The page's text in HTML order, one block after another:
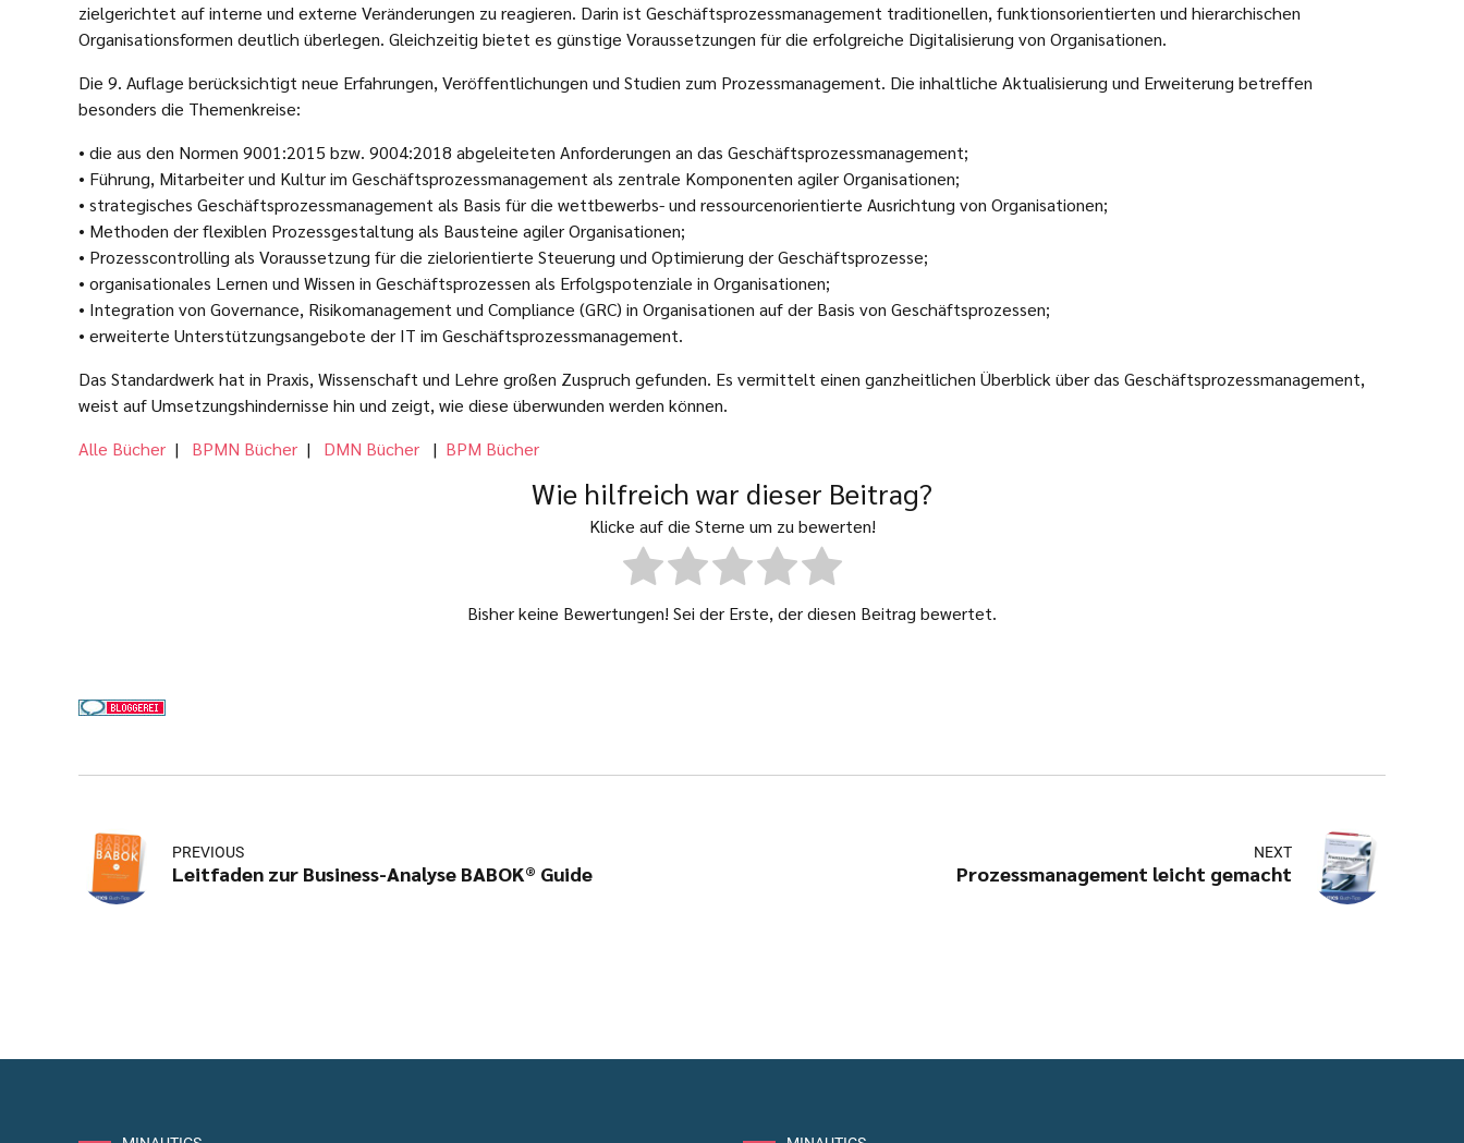
zielgerichtet auf interne und externe Veränderungen zu reagieren. Darin ist Geschäftsprozessmanagement traditionellen, funktionsorientierten und hierarchischen
Organisationsformen deutlich überlegen. Gleichzeitig bietet es günstige Voraussetzungen für die erfolgreiche Digitalisierung von Organisationen.
Die 9. Auflage berücksichtigt neue Erfahrungen, Veröffentlichungen und Studien zum Prozessmanagement. Die inhaltliche Aktualisierung und Erweiterung betreffen
besonders die Themenkreise:
• die aus den Normen 9001:2015 bzw. 9004:2018 abgeleiteten Anforderungen an das Geschäftsprozessmanagement;
• Führung, Mitarbeiter und Kultur im Geschäftsprozessmanagement als zentrale Komponenten agiler Organisationen;
• strategisches Geschäftsprozessmanagement als Basis für die wettbewerbs- und ressourcenorientierte Ausrichtung von Organisationen;
• Methoden der flexiblen Prozessgestaltung als Bausteine agiler Organisationen;
• Prozesscontrolling als Voraussetzung für die zielorientierte Steuerung und Optimierung der Geschäftsprozesse;
• organisationales Lernen und Wissen in Geschäftsprozessen als Erfolgspotenziale in Organisationen;
• Integration von Governance, Risikomanagement und Compliance (GRC) in Organisationen auf der Basis von Geschäftsprozessen;
• erweiterte Unterstützungsangebote der IT im Geschäftsprozessmanagement.
Das Standardwerk hat in Praxis, Wissenschaft und Lehre großen Zuspruch gefunden. Es vermittelt einen ganzheitlichen Überblick über das Geschäftsprozessmanagement,
weist auf Umsetzungshindernisse hin und zeigt, wie diese überwunden werden können.
Alle Bücher | BPMN Bücher | DMN Bücher | BPM Bücher
Wie hilfreich war dieser Beitrag?
Klicke auf die Sterne um zu bewerten!
Bisher keine Bewertungen! Sei der Erste, der diesen Beitrag bewertet.
PREVIOUS
Leitfaden zur Business-Analyse BABOK® Guide
NEXT
Prozessmanagement leicht gemacht